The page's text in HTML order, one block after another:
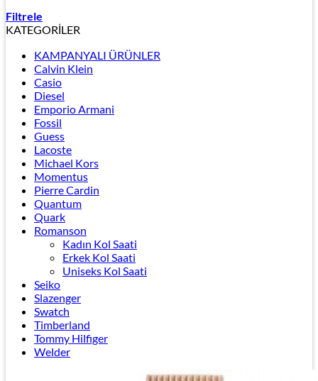
Filtrele
KATEGORİLER
KAMPANYALI ÜRÜNLER
Calvin Klein
Casio
Diesel
Emporio Armani
Fossil
Guess
Lacoste
Michael Kors
Momentus
Pierre Cardin
Quantum
Quark
Romanson
Kadın Kol Saati
Erkek Kol Saati
Uniseks Kol Saati
Seiko
Slazenger
Swatch
Timberland
Tommy Hilfiger
Welder